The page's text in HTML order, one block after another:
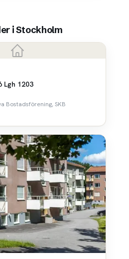
i Stockholm
Lgh 1203
Bostadsförening, SKB